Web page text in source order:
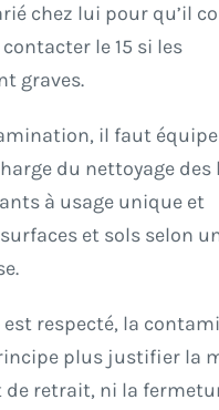
chez lui pour qu’il
le 15 si les
graves.
il faut
du nettoyage des
à usage unique et
et sols selon
est respecté, la
plus justifier la
de retrait, ni la